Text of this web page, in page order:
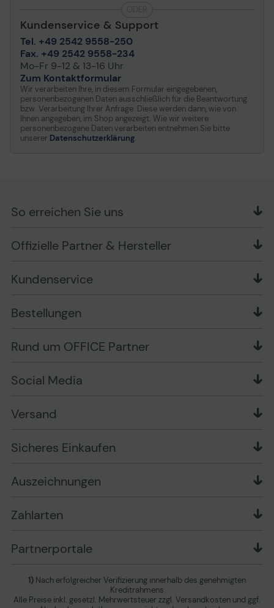
Kundenservice & Support
Tel. +49 2542 9558-250
Fax. +49 2542 9558-234
Mo-Fr 9-12 & 13-16 Uhr
Zum Kontaktformular
Wir verarbeiten Ihre, in diesem Formular eingegebenen,
personenbezogenen Daten ausschließlich für die Beantwortung
bzw. Verarbeitung Ihrer Anfrage. Diese werden dann, wie von
Ihnen angegeben, im Shop angezeigt. Wie wir weitere
personenbezogene Daten verarbeiten entnehmen Sie bitte
unserer Datenschutzerklärung.
Offizielle Partner & Hersteller
Kundenservice
Bewertungsrichtlinien
Wissen mit OP
Markenshops
Garantiearten
Information zur Entsorgung von Batterien und
Vertrag widerrufen
Bestellungen
Versand im Namen Dritter
Muster-Widerrufsformular
Versandinformationen
Sicheres Einkaufen
AGB
Rund um OFFICE Partner
Stellenangebote
Playox.de
Presse
Impressum
Zu den Barrierefreiheitseinstellungen
Erklärung zur Barrierefreiheit
So erreichen Sie uns
Schlesierring 35
Telefon: +49 (0) 2542 / 9558250
Ansprechpartner bei fehlerhafter Ware und Schäden
Social Media
Versand
Sicheres Einkaufen
Auszeichnungen
Zahlarten
Partnerportale
1) Nach erfolgreicher Verifizierung innerhalb des genehmigten
Kreditrahmens
Alle Preise inkl. gesetzl. Mehrwertsteuer zzgl. Versandkosten und ggf.